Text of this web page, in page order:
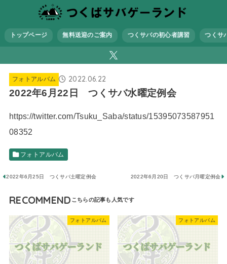
トップページ 無料送迎のご案内 つくサバの初心者講習 つくサ
フォトアルバム 2022.06.22
2022年6月22日 つくサバ水曜定例会
https://twitter.com/Tsuku_Saba/status/15395073587951
08352
フォトアルバム
2022年6月25日 つくサバ土曜定例会 2022年6月20日 つくサバ月曜定例会
RECOMMEND
フォトアルバム フォトアルバム